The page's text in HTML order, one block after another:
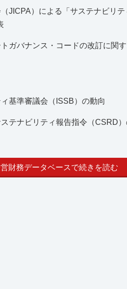
JICPA）による「サステナビリ
ガバナンス・コードの改訂に関
基準審議会（ISSB）の動向
テナビリティ報告指令（CSRD
財務データベースで続きを読む